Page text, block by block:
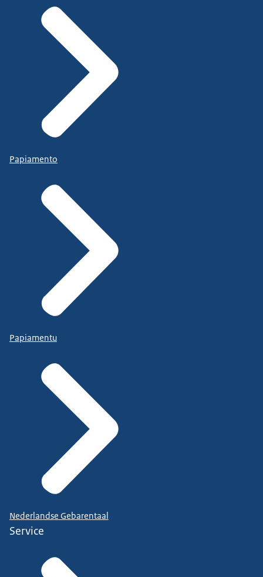
Papiamento
Papiamentu
Nederlandse Gebarentaal
Service